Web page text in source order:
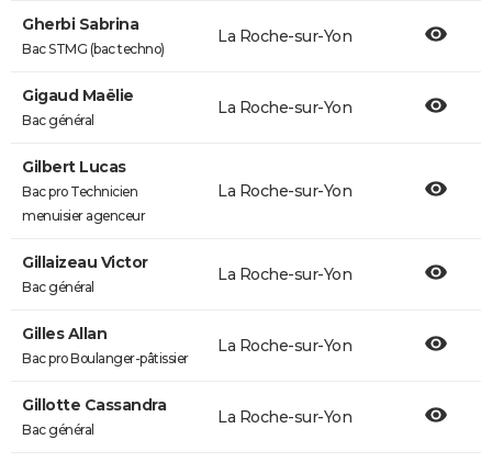
Gherbi Sabrina
Bac STMG (bac techno)
La Roche-sur-Yon
Gigaud Maëlie
Bac général
La Roche-sur-Yon
Gilbert Lucas
Bac pro Technicien
menuisier agenceur
La Roche-sur-Yon
Gillaizeau Victor
Bac général
La Roche-sur-Yon
Gilles Allan
Bac pro Boulanger-pâtissier
La Roche-sur-Yon
Gillotte Cassandra
Bac général
La Roche-sur-Yon